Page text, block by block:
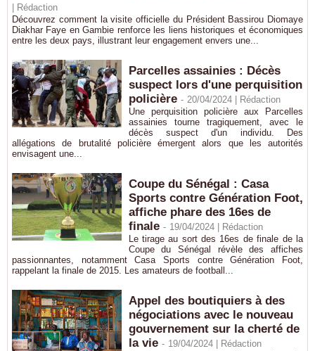
Rédaction
Découvrez comment la visite officielle du Président Bassirou Diomaye
Diakhar Faye en Gambie renforce les liens historiques et économiques
entre les deux pays, illustrant leur engagement envers une...
Parcelles assainies : Décès
suspect lors d'une perquisition
policière - 20/04/2024 |
Rédaction
Une perquisition policière aux Parcelles
assainies tourne tragiquement, avec le
décès suspect d'un individu. Des
allégations de brutalité policière émergent alors que les autorités
envisagent une...
Coupe du Sénégal : Casa
Sports contre Génération Foot,
affiche phare des 16es de
finale - 19/04/2024 |
Rédaction
Le tirage au sort des 16es de finale de la
Coupe du Sénégal révèle des affiches
passionnantes, notamment Casa Sports contre Génération Foot,
rappelant la finale de 2015. Les amateurs de football...
Appel des boutiquiers à des
négociations avec le nouveau
gouvernement sur la cherté de
la vie - 19/04/2024 |
Rédaction